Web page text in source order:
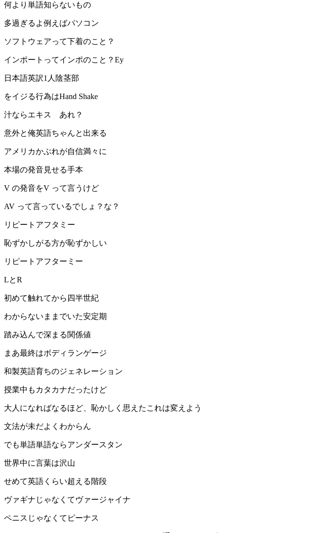
何より単語知らないもの
多過ぎるよ例えばパソコン
ソフトウェアって下着のこと？
インポートってインポのこと？Ey
日本語英訳1人陰茎部
をイジる行為はHand Shake
汁ならエキス あれ？
意外と俺英語ちゃんと出来る
アメリカかぶれが自信満々に
本場の発音見せる手本
V の発音をV って言うけど
AV って言っているでしょ？な？
リピートアフタミー
恥ずかしがる方が恥ずかしい
リピートアフターミー
LとR
初めて触れてから四半世紀
わからないままでいた安定期
踏み込んで深まる関係値
まあ最終はボディランゲージ
和製英語育ちのジェネレーション
授業中もカタカナだったけど
大人になればなるほど、恥かしく思えたこれは変えよう
文法が未だよくわからん
でも単語単語ならアンダースタン
世界中に言葉は沢山
せめて英語くらい超える階段
ヴァギナじゃなくてヴァージャイナ
ペニスじゃなくてピーナス